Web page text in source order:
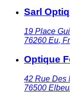
Sarl
19 Place
76260 Eu,
Optique
42 Rue Des
76500